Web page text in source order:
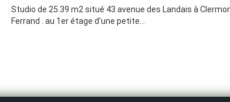
Studio de 25.39 m2 situé 43 avenue des Landais à
Ferrand . au 1er étage d'une petite...